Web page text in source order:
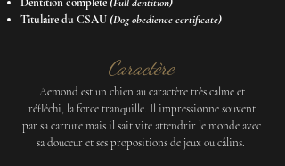
Titulaire du CSAU(Dog obedience certificate)
Caractère
Aemond est un chien au caractère très calme et
réfléchi, la force tranquille. Il impressionne souvent
par sa carrure mais il sait vite attendrir le monde avec
sa douceur et ses propositions de jeux ou câlins.